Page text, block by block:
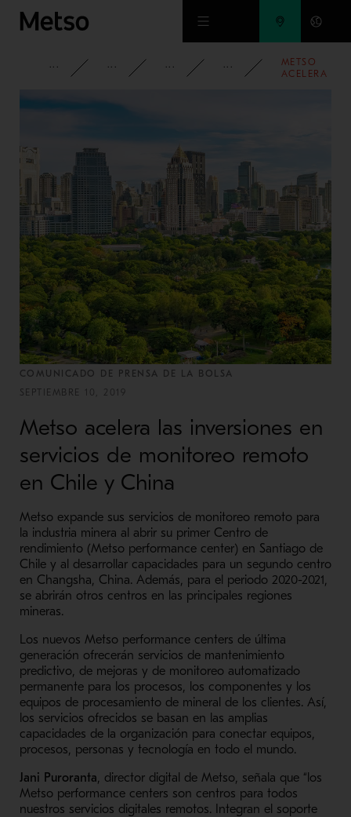
Ir al contenido principal
INFORMACIÓN CORPORATIVA
MEDIOS DE COMUNICACIÓN
NOTICIAS 2019
METSO
ACELERA
COMUNICADO DE PRENSA DE LA BOLSA
SEPTIEMBRE 10, 2019
Metso acelera las inversiones en
servicios de monitoreo remoto
en Chile y China
Metso expande sus servicios de monitoreo remoto para
la industria minera al abrir su primer Centro de
rendimiento (Metso performance center) en Santiago de
Chile y al desarrollar capacidades para un segundo centro
en Changsha, China. Además, para el periodo 2020-2021,
se abrirán otros centros en las principales regiones
mineras.
Los nuevos Metso performance centers de última
generación ofrecerán servicios de mantenimiento
predictivo, de mejoras y de monitoreo automatizado
permanente para los procesos, los componentes y los
equipos de procesamiento de mineral de los clientes. Así,
los servicios ofrecidos se basan en las amplias
capacidades de la organización para conectar equipos,
procesos, personas y tecnología en todo el mundo.
Jani Puroranta, director digital de Metso, señala que “los
Metso performance centers son centros para todos
nuestros servicios digitales remotos. Integran el soporte